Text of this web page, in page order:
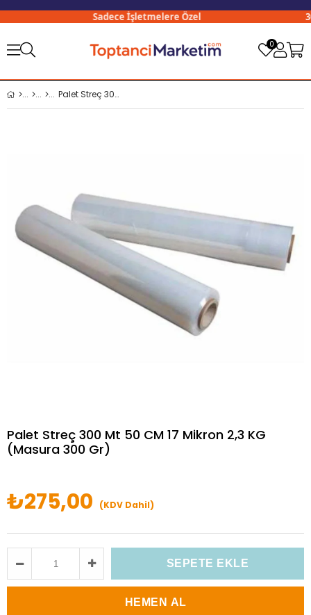
Sadece İşletmelere Özel
0
Palet Streç 300 Mt 50 CM 17 Mikron 2,3 KG (Masura 300 Gr)
Palet Streç 300 Mt 50 CM 17 Mikron 2,3 KG
(Masura 300 Gr)
₺275,00 (KDV Dahil)